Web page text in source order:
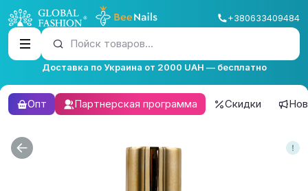
+380633409484
Пойск товаров...
Доставка по Украина от 2000 UAH — бесплатно
Опт Партнерская программа Скидки